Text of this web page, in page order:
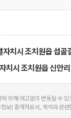
자치시 조치원읍 섭골
치시 조치원읍 신안
의해 예고없이 변동될 수
보) 중개자로서, 계약과 관